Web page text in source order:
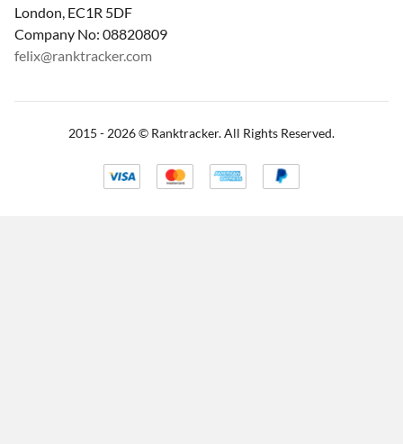
London, EC1R 5DF
Company No: 08820809
felix@ranktracker.com
2015 - 2026© Ranktracker. All Rights Reserved.